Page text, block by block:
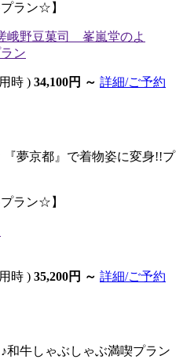
ラン☆】
時 ) 34,100円 ～ 詳細/ご予約
夢京都』で着物姿に変身!!プ
ラン☆】
時 ) 35,200円 ～ 詳細/ご予約
牛しゃぶしゃぶ満喫プラン